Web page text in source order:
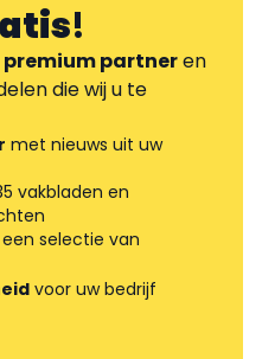
!
premium partneren
die wij u te
met nieuws uit uw
vakbladen en
selectie van
voor uw bedrijf